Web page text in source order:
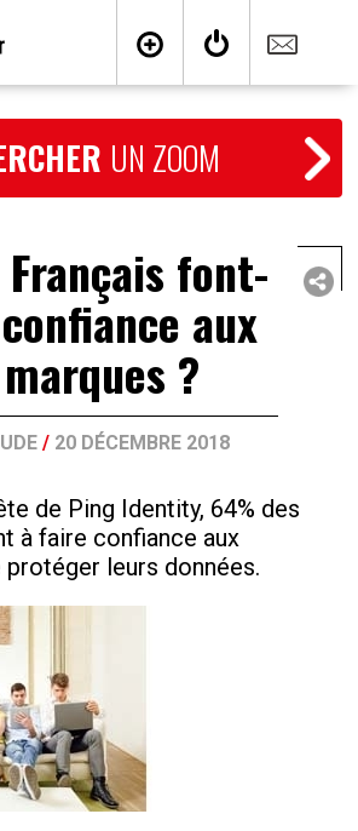
UN ZOOM
Français font-
aux
marques ?
/ 20 DÉCEMBRE 2018
de Ping Identity, 64% des
à faire confiance aux
protéger leurs données.